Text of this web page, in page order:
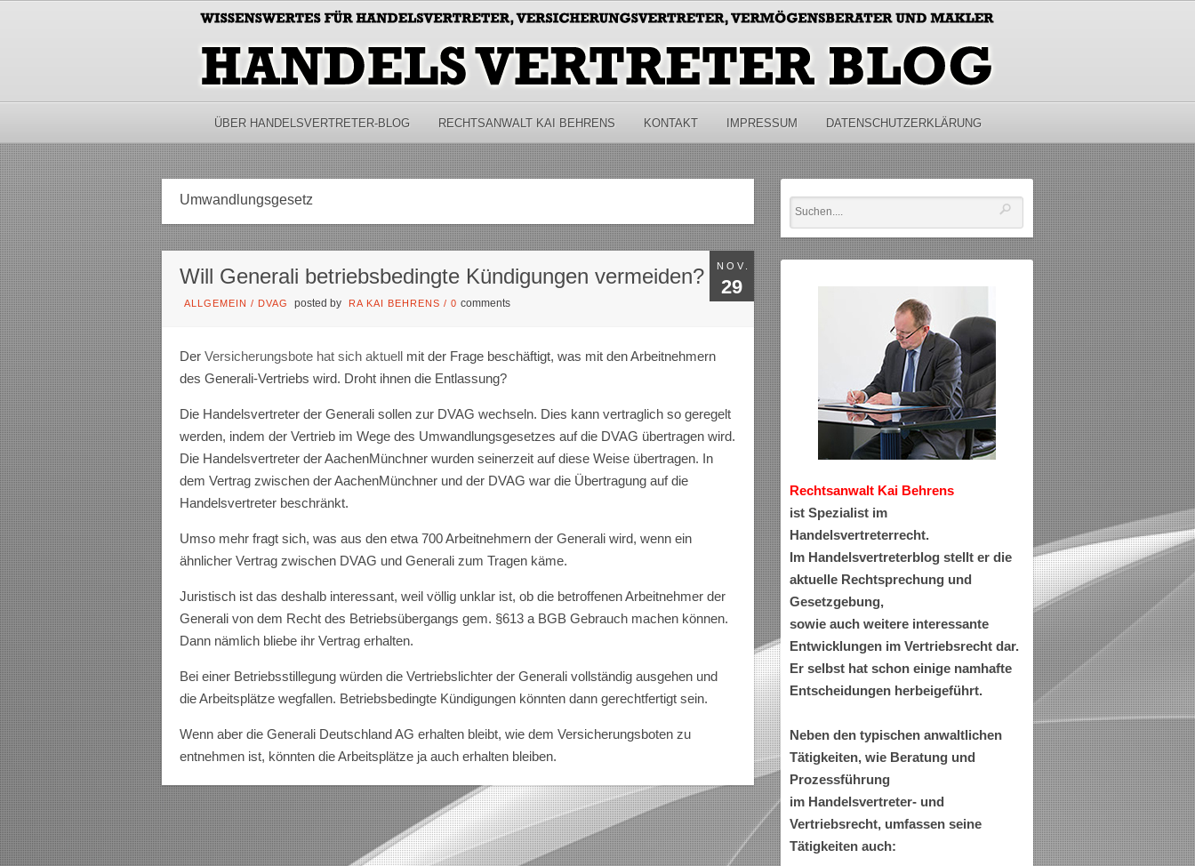
ÜBER HANDELSVERTRETER-BLOG RECHTSANWALT KAI BEHRENS KONTAKT IMPRESSUM DATENSCHUTZERKLÄRUNG
Umwandlungsgesetz
NOV.
29
Will Generali betriebsbedingte Kündigungen vermeiden?
ALLGEMEIN / DVAG posted by RA KAI BEHRENS / 0 comments
Der Versicherungsbote hat sich aktuell mit der Frage beschäftigt, was mit den Arbeitnehmern
des Generali-Vertriebs wird. Droht ihnen die Entlassung?
Die Handelsvertreter der Generali sollen zur DVAG wechseln. Dies kann vertraglich so geregelt
werden, indem der Vertrieb im Wege des Umwandlungsgesetzes auf die DVAG übertragen wird.
Die Handelsvertreter der AachenMünchner wurden seinerzeit auf diese Weise übertragen. In
dem Vertrag zwischen der AachenMünchner und der DVAG war die Übertragung auf die
Handelsvertreter beschränkt.
Umso mehr fragt sich, was aus den etwa 700 Arbeitnehmern der Generali wird, wenn ein
ähnlicher Vertrag zwischen DVAG und Generali zum Tragen käme.
Juristisch ist das deshalb interessant, weil völlig unklar ist, ob die betroffenen Arbeitnehmer der
Generali von dem Recht des Betriebsübergangs gem. §613 a BGB Gebrauch machen können.
Dann nämlich bliebe ihr Vertrag erhalten.
Bei einer Betriebsstillegung würden die Vertriebslichter der Generali vollständig ausgehen und
die Arbeitsplätze wegfallen. Betriebsbedingte Kündigungen könnten dann gerechtfertigt sein.
Wenn aber die Generali Deutschland AG erhalten bleibt, wie dem Versicherungsboten zu
entnehmen ist, könnten die Arbeitsplätze ja auch erhalten bleiben.
Rechtsanwalt Kai Behrens
ist Spezialist im
Handelsvertreterrecht.
Im Handelsvertreterblog stellt er die
aktuelle Rechtsprechung und
Gesetzgebung,
sowie auch weitere interessante
Entwicklungen im Vertriebsrecht dar.
Er selbst hat schon einige namhafte
Entscheidungen herbeigeführt.
Neben den typischen anwaltlichen
Tätigkeiten, wie Beratung und
Prozessführung
im Handelsvertreter- und
Vertriebsrecht, umfassen seine
Tätigkeiten auch: